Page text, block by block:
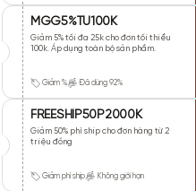
MGG5%TU100K
Giảm 5% tối đa 25k cho đơn tối thiểu
100k. Áp dụng toàn bộ sản phẩm.
Giảm % Đã dùng 92%
FREESHIP50P2000K
Giảm 50% phí ship cho đơn hàng từ 2
triệu đồng
Giảm phí ship Không giới hạn